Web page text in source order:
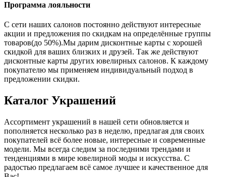
Программа лояльности
С сети наших салонов постоянно действуют интересные
акции и предложения по скидкам на определённые группы
товаров(до 50%).Мы дарим дисконтные карты с хорошей
скидкой для ваших близких и друзей. Так же действуют
дисконтные карты других ювелирных салонов. К каждому
покупателю мы применяем индивидуальный подход в
предложении скидки.
Каталог Украшений
Ассортимент украшений в нашей сети обновляется и
пополняется несколько раз в неделю, предлагая для своих
покупателей всё более новые, интересные и современные
модели. Мы всегда следим за последними трендами и
тенденциями в мире ювелирной моды и искусства. С
радостью предлагаем всё самое лучшее и качественное для